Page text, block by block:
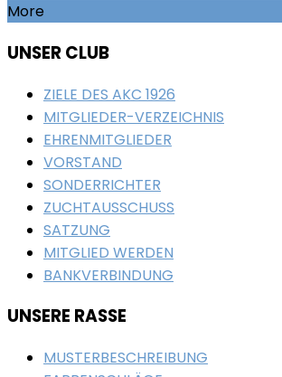
More
UNSER CLUB
ZIELE DES AKC 1926
MITGLIEDER-VERZEICHNIS
EHRENMITGLIEDER
VORSTAND
SONDERRICHTER
ZUCHTAUSSCHUSS
SATZUNG
MITGLIED WERDEN
BANKVERBINDUNG
UNSERE RASSE
MUSTERBESCHREIBUNG